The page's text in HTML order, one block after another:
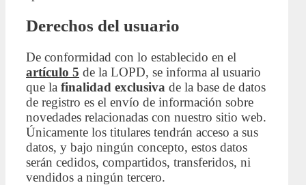
Derechos del usuario
De conformidad con lo establecido en el
artículo 5 de la LOPD, se informa al usuario
que la finalidad exclusiva de la base de datos
de registro es el envío de información sobre
novedades relacionadas con nuestro sitio web.
Únicamente los titulares tendrán acceso a sus
datos, y bajo ningún concepto, estos datos
serán cedidos, compartidos, transferidos, ni
vendidos a ningún tercero.